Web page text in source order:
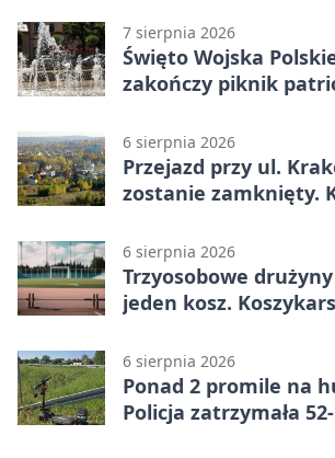
7 sierpnia 2026
Święto Wojska
zakończy piknik
6 sierpnia 2026
Przejazd przy ul.
zostanie zamknięty.
6 sierpnia 2026
Trzyosobowe
jeden kosz.
6 sierpnia 2026
Ponad 2 promile na
Policja zatrzymała